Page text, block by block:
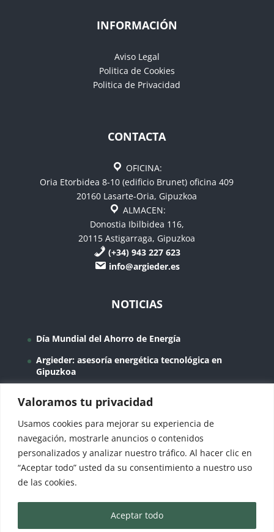
Valoramos tu privacidad
Usamos cookies para mejorar su experiencia de
navegación, mostrarle anuncios o contenidos
personalizados y analizar nuestro tráfico. Al hacer clic en
“Aceptar todo” usted da su consentimiento a nuestro uso
de las cookies.
Aceptar todo
INFORMACIÓN
Aviso Legal
Politica de Cookies
Politica de Privacidad
CONTACTA
OFICINA:
Oria Etorbidea 8-10 (edificio Brunet) oficina 409
20160 Lasarte-Oria, Gipuzkoa
ALMACEN:
Donostia Ibilbidea 116,
20115 Astigarraga, Gipuzkoa
(+34) 943 227 623
info@argieder.es
NOTICIAS
Día Mundial del Ahorro de Energía
Argieder: asesoría energética tecnológica en
Gipuzkoa
2021
Iluminación LED: eficiencia, ahorro y
personalización